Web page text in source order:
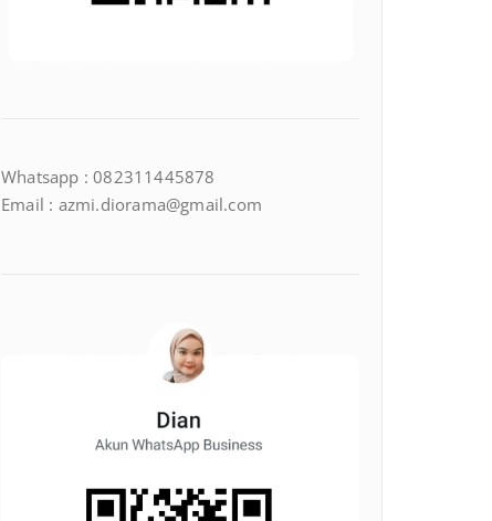
Whatsapp : 082311445878
Email : azmi.diorama@gmail.com